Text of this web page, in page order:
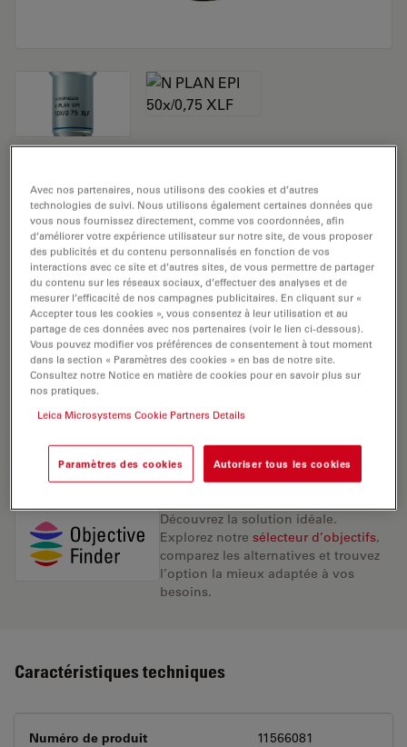
Objectif de microscope N PLAN EPI
50x/0,75 XLF
Numéro de produit: 11566081
L'objectif N PLAN EPI 50x/0,75 XLF a un grossissement
de 50x et une ouverture numérique de 0,75mm. Pour
une utilisation dans un environnement matériel en
immersion sèche, avec un objectif fileté M25 ayant une
distance de travail libre de 1,50 mm et un NC (numéro
de champ) de 22.
DEMANDE DE DEVIS
Découvrez la solution idéale.
Explorez notre sélecteur d’objectifs,
comparez les alternatives et trouvez
l’option la mieux adaptée à vos
besoins.
Caractéristiques techniques
Numéro de produit 11566081
Avec nos partenaires, nous utilisons des cookies et d’autres
technologies de suivi. Nous utilisons également certaines données que
vous nous fournissez directement, comme vos coordonnées, afin
d’améliorer votre expérience utilisateur sur notre site, de vous proposer
des publicités et du contenu personnalisés en fonction de vos
interactions avec ce site et d’autres sites, de vous permettre de partager
du contenu sur les réseaux sociaux, d’effectuer des analyses et de
mesurer l’efficacité de nos campagnes publicitaires. En cliquant sur «
Accepter tous les cookies », vous consentez à leur utilisation et au
partage de ces données avec nos partenaires (voir le lien ci-dessous).
Vous pouvez modifier vos préférences de consentement à tout moment
dans la section « Paramètres des cookies » en bas de notre site.
Consultez notre Notice en matière de cookies pour en savoir plus sur
nos pratiques.
Leica Microsystems Cookie Partners Details
Paramètres des cookies Autoriser tous les cookies